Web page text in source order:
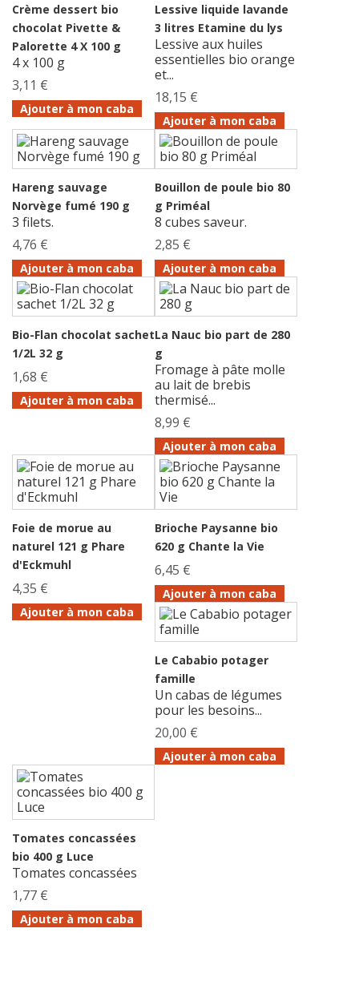
Crème dessert bio
chocolat Pivette &
Palorette 4 X 100 g
4 x 100 g
3,11 €
Ajouter à mon caba
Lessive liquide lavande
3 litres Etamine du lys
Lessive aux huiles
essentielles bio orange
et...
18,15 €
Ajouter à mon caba
Hareng sauvage
Norvège fumé 190 g
3 filets.
4,76 €
Ajouter à mon caba
Bouillon de poule bio 80
g Priméal
8 cubes saveur.
2,85 €
Ajouter à mon caba
Bio-Flan chocolat sachet
1/2L 32 g
1,68 €
Ajouter à mon caba
La Nauc bio part de 280
g
Fromage à pâte molle
au lait de brebis
thermisé...
8,99 €
Ajouter à mon caba
Foie de morue au
naturel 121 g Phare
d'Eckmuhl
4,35 €
Ajouter à mon caba
Brioche Paysanne bio
620 g Chante la Vie
6,45 €
Ajouter à mon caba
Le Cababio potager
famille
Un cabas de légumes
pour les besoins...
20,00 €
Ajouter à mon caba
Tomates concassées
bio 400 g Luce
Tomates concassées
1,77 €
Ajouter à mon caba